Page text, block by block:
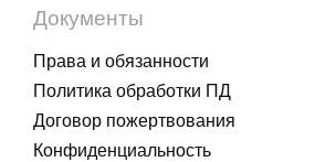
Документы
Права и обязанности
Политика обработки ПД
Договор пожертвования
Конфиденциальность